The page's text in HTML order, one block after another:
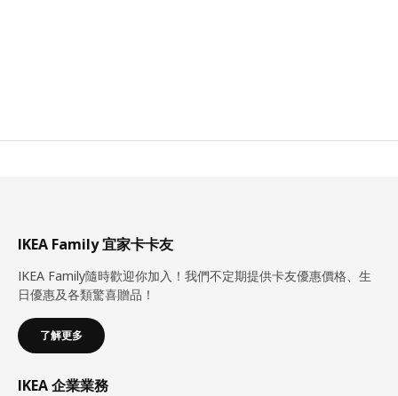
IKEA Family 宜家卡卡友
IKEA Family隨時歡迎你加入！我們不定期提供卡友優惠價格、生
日優惠及各類驚喜贈品！
了解更多
IKEA 企業業務